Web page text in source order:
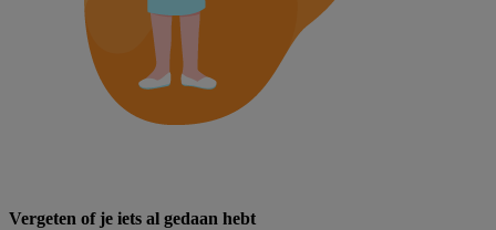
Vergeten of je iets al gedaan hebt